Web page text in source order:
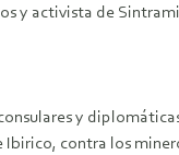
y activista de
y
contra los